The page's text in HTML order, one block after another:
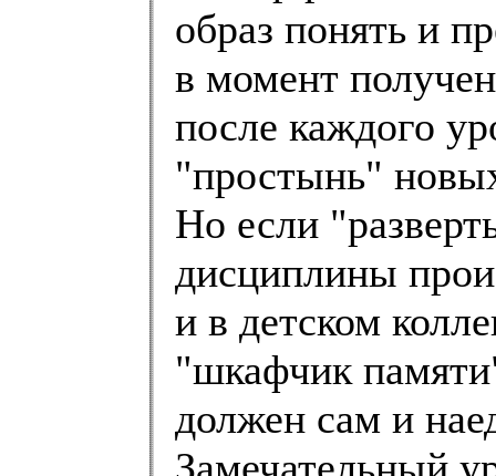
образ понять и
в момент
после каждого
"простынь"
Но если
дисциплины
и в детском
"шкафчик
должен сам и